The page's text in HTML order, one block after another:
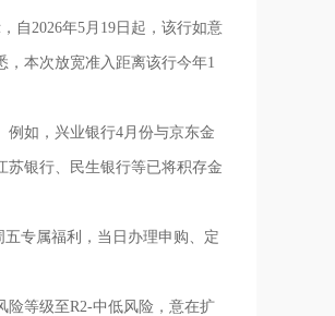
自2026年5月19日起，该行如意
，本次放宽准入距离该行今年1
如，兴业银行4月份与京东金
苏银行、民生银行等已将积存金
专属福利，当日办理申购、定
险等级至R2-中低风险，意在扩